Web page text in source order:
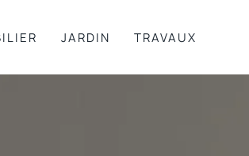
JARDIN TRAVAUX